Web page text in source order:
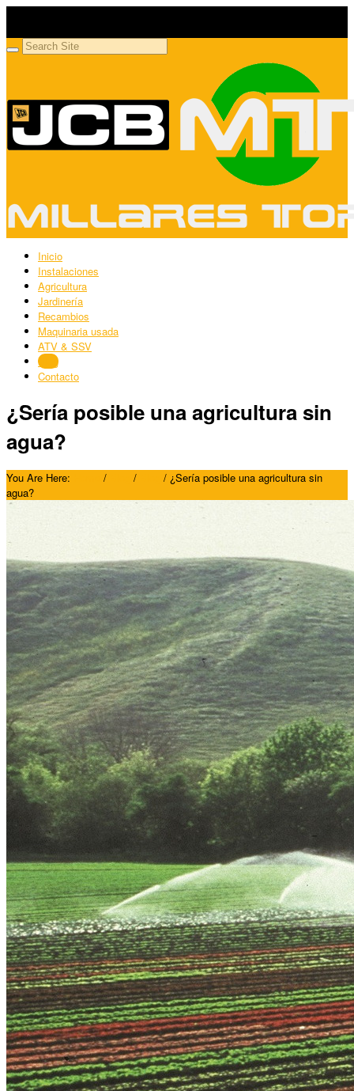
Inicio
Instalaciones
Agricultura
Jardinería
Recambios
Maquinaria usada
ATV & SSV
Blog
Contacto
¿Sería posible una agricultura sin
agua?
You Are Here: / / / ¿Sería posible una agricultura sin
agua?